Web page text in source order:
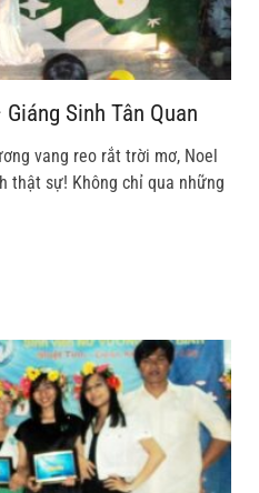
Sinh Tân Quan
vang reo rắt trời mơ, Noel
thật sự! Không chỉ qua những